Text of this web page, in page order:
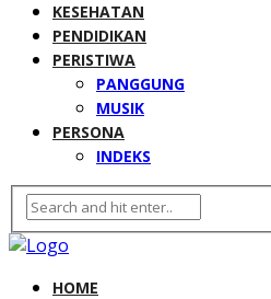
KESEHATAN
PENDIDIKAN
PERISTIWA
PANGGUNG
MUSIK
PERSONA
INDEKS
HOME